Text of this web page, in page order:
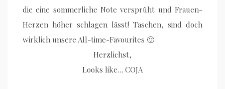
die eine sommerliche Note versprüht und Frauen-
Herzen höher schlagen lässt! Taschen, sind doch
wirklich unsere All-time-Favourites 🙂
Herzlichst,
Looks like… COJA